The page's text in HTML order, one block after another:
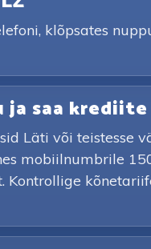
klõpsates
ja saa krediite
Läti või
mobiilnumbrile